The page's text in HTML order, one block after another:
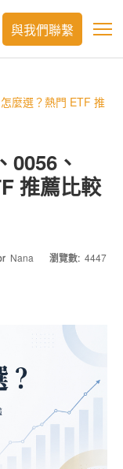
與我們聯繫
麼選？熱門 ETF 推
0056、
推薦比較
Nana 瀏覽數: 4447